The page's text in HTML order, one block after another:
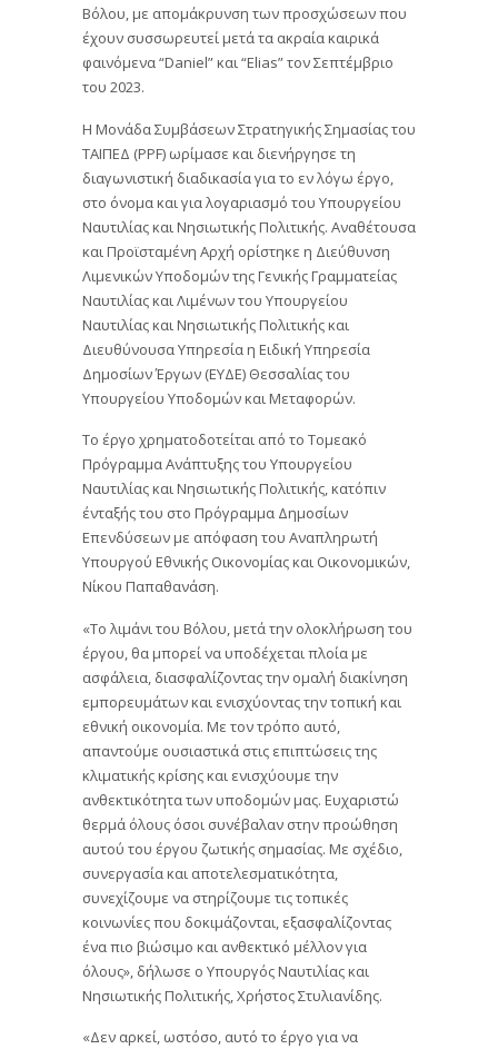
Βόλου, με απομάκρυνση των προσχώσεων που
έχουν συσσωρευτεί μετά τα ακραία καιρικά
φαινόμενα “Daniel” και “Elias” τον Σεπτέμβριο
του 2023.
Η Μονάδα Συμβάσεων Στρατηγικής Σημασίας του
ΤΑΙΠΕΔ (PPF) ωρίμασε και διενήργησε τη
διαγωνιστική διαδικασία για το εν λόγω έργο,
στο όνομα και για λογαριασμό του Υπουργείου
Ναυτιλίας και Νησιωτικής Πολιτικής. Αναθέτουσα
και Προϊσταμένη Αρχή ορίστηκε η Διεύθυνση
Λιμενικών Υποδομών της Γενικής Γραμματείας
Ναυτιλίας και Λιμένων του Υπουργείου
Ναυτιλίας και Νησιωτικής Πολιτικής και
Διευθύνουσα Υπηρεσία η Ειδική Υπηρεσία
Δημοσίων Έργων (ΕΥΔΕ) Θεσσαλίας του
Υπουργείου Υποδομών και Μεταφορών.
Το έργο χρηματοδοτείται από το Τομεακό
Πρόγραμμα Ανάπτυξης του Υπουργείου
Ναυτιλίας και Νησιωτικής Πολιτικής, κατόπιν
ένταξής του στο Πρόγραμμα Δημοσίων
Επενδύσεων με απόφαση του Αναπληρωτή
Υπουργού Εθνικής Οικονομίας και Οικονομικών,
Νίκου Παπαθανάση.
«Το λιμάνι του Βόλου, μετά την ολοκλήρωση του
έργου, θα μπορεί να υποδέχεται πλοία με
ασφάλεια, διασφαλίζοντας την ομαλή διακίνηση
εμπορευμάτων και ενισχύοντας την τοπική και
εθνική οικονομία. Με τον τρόπο αυτό,
απαντούμε ουσιαστικά στις επιπτώσεις της
κλιματικής κρίσης και ενισχύουμε την
ανθεκτικότητα των υποδομών μας. Ευχαριστώ
θερμά όλους όσοι συνέβαλαν στην προώθηση
αυτού του έργου ζωτικής σημασίας. Με σχέδιο,
συνεργασία και αποτελεσματικότητα,
συνεχίζουμε να στηρίζουμε τις τοπικές
κοινωνίες που δοκιμάζονται, εξασφαλίζοντας
ένα πιο βιώσιμο και ανθεκτικό μέλλον για
όλους», δήλωσε ο Υπουργός Ναυτιλίας και
Νησιωτικής Πολιτικής, Χρήστος Στυλιανίδης.
«Δεν αρκεί, ωστόσο, αυτό το έργο για να